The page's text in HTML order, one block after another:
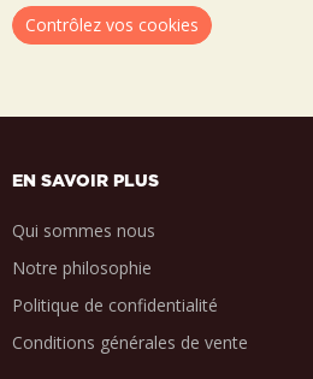
Contrôlez vos cookies
EN SAVOIR PLUS
Qui sommes nous
Notre philosophie
Politique de confidentialité
Conditions générales de vente